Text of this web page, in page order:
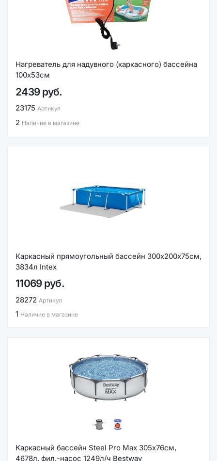
Нагреватель для надувного (каркасного) бассейна
100х53см
2439 руб.
23175 Артикул
2 Наличие в магазине
Каркасный прямоугольный бассейн 300х200х75см,
3834л Intex
11069 руб.
28272 Артикул
1 Наличие в магазине
Каркасный бассейн Steel Pro Max 305х76см,
4678л, фил.-насос 1249л/ч Bestway